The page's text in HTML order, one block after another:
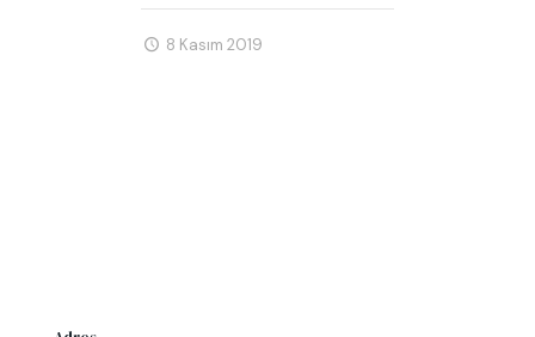
8 Kasım 2019